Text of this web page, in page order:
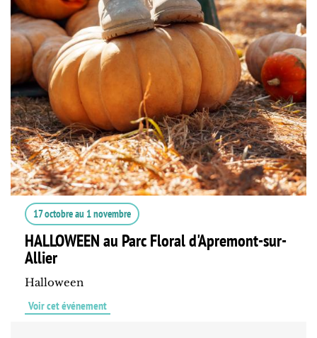
17 octobreau 1 novembre
HALLOWEEN au Parc Floral d'Apremont-sur-
Allier
Halloween
Voir cet événement